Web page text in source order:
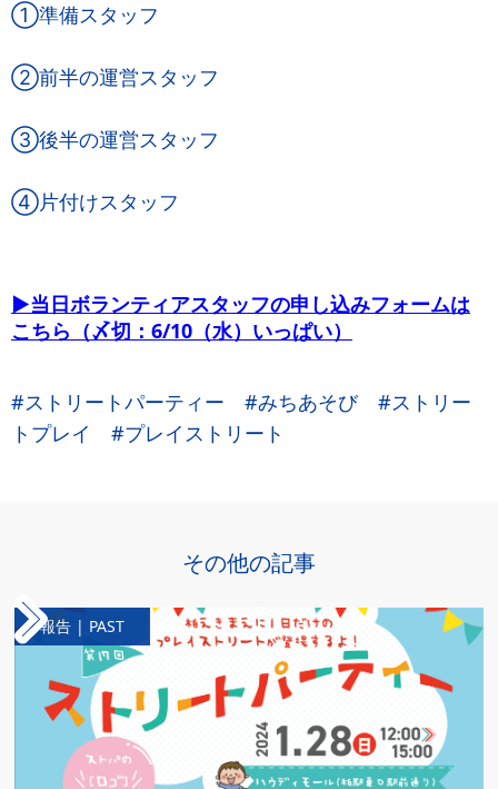
‍①準備スタッフ‍
‍②前半の運営スタッフ‍
③後半の運営スタッフ
④片付けスタッフ‍‍
‍▶当日ボランティアスタッフの申し込みフォームは
こちら（〆切：6/10（水）いっぱい）‍‍
#ストリートパーティー #みちあそび #ストリー
トプレイ #プレイストリート
その他の記事
報告 | PAST